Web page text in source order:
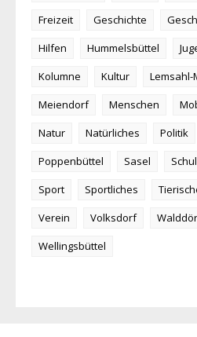
Freizeit
Geschichte
Hilfen
Hummelsbüttel
Kolumne
Kultur
Meiendorf
Menschen
Natur
Natürliches Politik
Poppenbüttel
Sasel
Sport
Sportliches
Verein
Volksdorf
Wellingsbüttel